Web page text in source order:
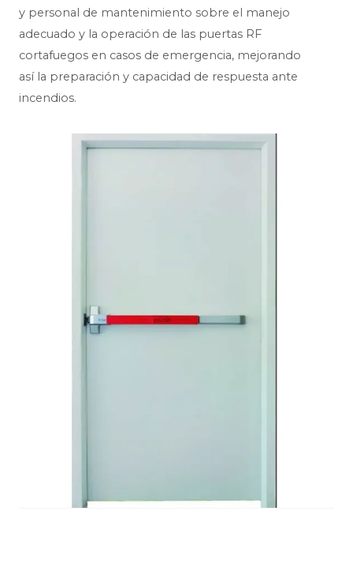
y personal de mantenimiento sobre el manejo
adecuado y la operación de las puertas RF
cortafuegos en casos de emergencia, mejorando
así la preparación y capacidad de respuesta ante
incendios.